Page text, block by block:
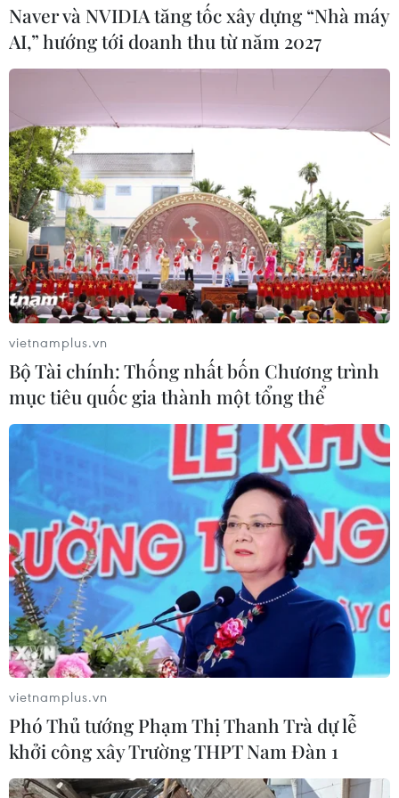
Tổng Bí thư gặp mặt các đại biểu cựu
thanh niên xung phong
26/08/2014 07:13
Tại buổi gặp mặt, Tổng Bí thư khẳng định trách nhiệm
của Đảng, Nhà nước về trong công tác chăm sóc, giải
quyết chế độ chính sách cho các cựu thanh niên xung
phong.
Naver và NVIDIA tăng tốc xây dựng “Nhà máy
AI,” hướng tới doanh thu từ năm 2027
vietnamplus.vn
Bộ Tài chính: Thống nhất bốn Chương trình
mục tiêu quốc gia thành một tổng thể
vietnamplus.vn
Phó Thủ tướng Phạm Thị Thanh Trà dự lễ
khởi công xây Trường THPT Nam Đàn 1